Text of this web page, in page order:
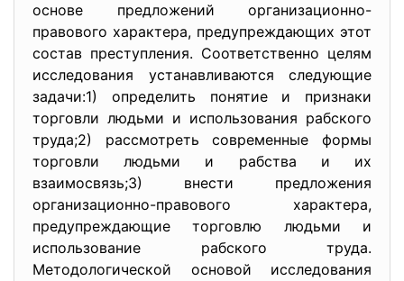
основе предложений организационно-
правового характера, предупреждающих этот
состав преступления. Соответственно целям
исследования устанавливаются следующие
задачи:1) определить понятие и признаки
торговли людьми и использования рабского
труда;2) рассмотреть современные формы
торговли людьми и рабства и их
взаимосвязь;3) внести предложения
организационно-правового характера,
предупреждающие торговлю людьми и
использование рабского труда.
Методологической основой исследования